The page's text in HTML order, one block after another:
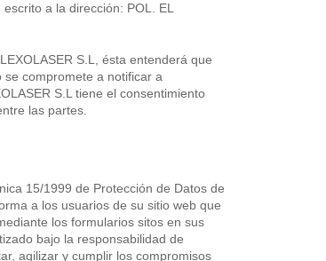
a la dirección: POL. EL
S.L, ésta entenderá que
compromete a notificar a
S.L tiene el consentimiento
las partes.
15/1999 de Protección de Datos de
a los usuarios de su sitio web que
los formularios sitos en sus
bajo la responsabilidad de
agilizar y cumplir los compromisos